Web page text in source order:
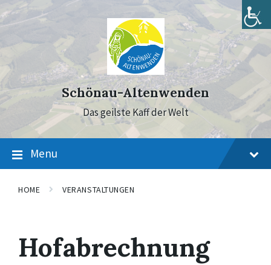
to
content
to
main
navigation
to
footer
Schönau-Altenwenden
Das geilste Kaff der Welt
Menu
HOME VERANSTALTUNGEN
Hofabrechnung